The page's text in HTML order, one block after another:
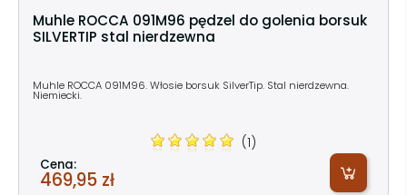
Muhle ROCCA 091M96 pędzel do golenia borsuk
SILVERTIP stal nierdzewna
Muhle ROCCA 091M96. Włosie borsuk SilverTip. Stal nierdzewna.
Niemiecki.
(1)
Cena:
469,95 zł